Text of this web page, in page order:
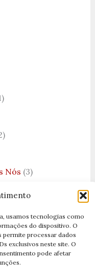
usamos tecnologias como
do dispositivo. O
processar dados
exclusivos neste site. O
pode afetar
Nós (3)
(1)